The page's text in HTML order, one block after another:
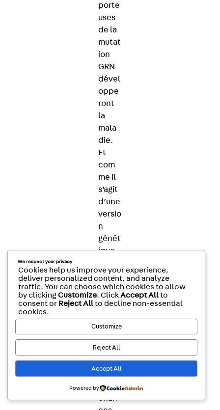
porte
uses
de la
mutat
ion
GRN
dével
oppe
ront
la
mala
die.
Et
com
me il
s’agit
d’une
versio
n
génét
ique
mala
die,
les
nnes
touch
ées
ont
50 %
de
chan
We respect your privacy
Cookies help us improve your experience,
deliver personalized content, and analyze
traffic. You can choose which cookies to allow
by clickingCustomize. ClickAccept Allto
consent or Reject Allto decline non-essential
cookies.
Customize
Reject All
Accept All
Powered by